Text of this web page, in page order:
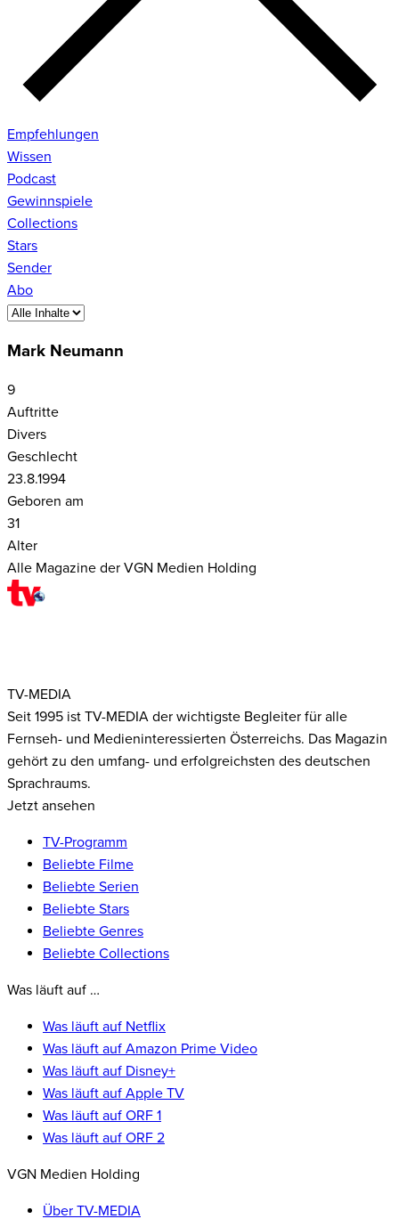
Empfehlungen
Wissen
Podcast
Gewinnspiele
Collections
Stars
Sender
Abo
Mark Neumann
9
Auftritte
Divers
Geschlecht
23.8.1994
Geboren am
31
Alter
Alle Magazine der VGN Medien Holding
TV-MEDIA
Seit 1995 ist TV-MEDIA der wichtigste Begleiter für alle
Fernseh- und Medieninteressierten Österreichs. Das Magazin
gehört zu den umfang- und erfolgreichsten des deutschen
Sprachraums.
Jetzt ansehen
TV-Programm
Beliebte Filme
Beliebte Serien
Beliebte Stars
Beliebte Genres
Beliebte Collections
Was läuft auf …
Was läuft auf Netflix
Was läuft auf Amazon Prime Video
Was läuft auf Disney+
Was läuft auf Apple TV
Was läuft auf ORF 1
Was läuft auf ORF 2
VGN Medien Holding
Über TV-MEDIA